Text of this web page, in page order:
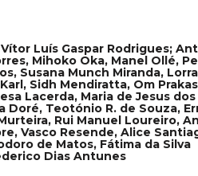
Luís Gaspar Rodrigues;
Mihoko Oka, Manel Ollé,
Susana Munch Miranda,
Sidh Mendiratta, Om
Lacerda, Maria de Jesus dos
Doré, Teotónio R. de Souza,
Rui Manuel Loureiro,
Vasco Resende, Alice
de Matos, Fátima da Silva
Dias Antunes